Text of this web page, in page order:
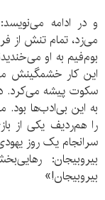
و در ادامه
می‌زد، تمام تنش از
بوم‌فیم به او
این کار خشمگینش
سکوت پیشه می‌کرد.
به این بی‌ادب‌ها بود.
را هم‌ردیف یکی از
سرانجام یک روز
بیروبیجان:
بیروبیجان!»